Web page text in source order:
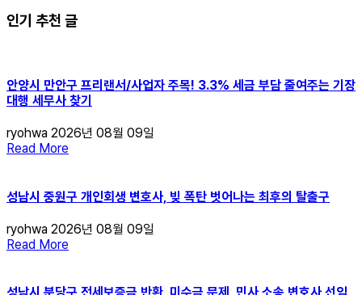
인기 추천 글
안양시 만안구 프리랜서/사업자 주목! 3.3% 세금 부담 줄여주는 기장
대행 세무사 찾기
ryohwa 2026년 08월 09일
Read More
성남시 중원구 개인회생 변호사, 빚 폭탄 벗어나는 최후의 탈출구
ryohwa 2026년 08월 09일
Read More